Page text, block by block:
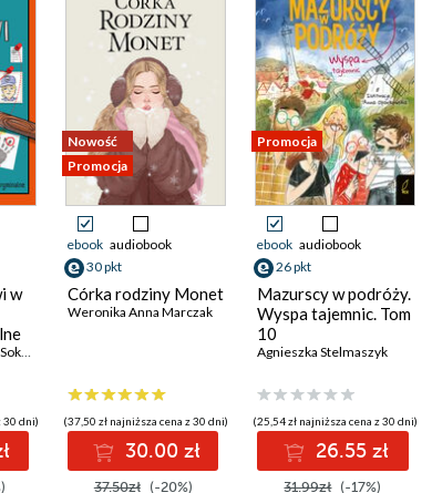
w
mł. insp. Małgorzata Sokołowska
30 dni)
Nowość
Promocja
ebook audiobook
30 pkt
Córka rodziny Monet
Weronika Anna Marczak
(37,50 zł najniższa cena z 30 dni)
30.00 zł
37.50zł (-20%)
Promocja
ebook audiobook
26 pkt
Mazurscy w podróży.
Wyspa tajemnic. Tom
10
Agnieszka Stelmaszyk
(25,54 zł najniższa cena z 30 dni)
26.55 zł
31.99zł (-17%)